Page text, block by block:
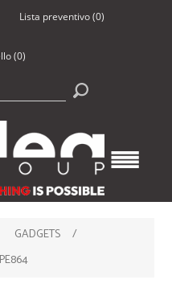
Lista preventivo (0)
(0)
GADGETS
/